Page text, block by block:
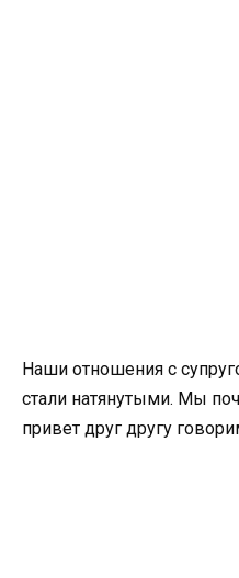
Наши отношения с
стали натянутыми. Мы
привет друг другу